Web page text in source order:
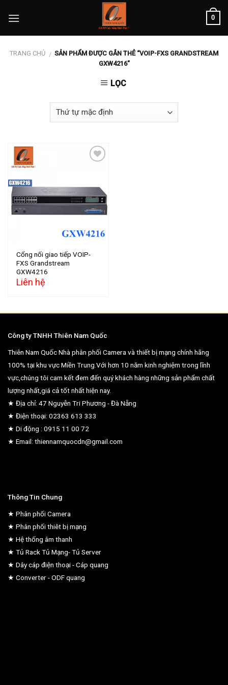
0
TRANG CHỦ / SẢN PHẨM ĐƯỢC GẮN THẺ “VOIP-FXS GRANDSTREAM
GXW4216”
LỌC
Add to
wishlist
Cổng nối giao tiếp VOIP-
FXS Grandstream
GXW4216
Liên hệ
Công ty TNHH Thiên Nam Quốc
Thiên Nam Quốc Nhà phân phối Camera và thiết bị mạng chính hãng
100% tại khu vực Miền Trung.Với hơn 10 năm kinh nghiệm trong lĩnh
vực,chúng tôi cam kết đem đến quý khách hàng những sản phẩm chất
lượng nhất,giá cả tốt nhất hiện nay.
★ Địa chỉ: 47 Nguyễn Tri Phương - Đà Nẵng
★ Điện thoại: 02363 613 333
★ Di động : 0915 11 00 72
★ Email: thiennamquocdn@gmail.com
Thông Tin Chung
★ Phân phối Camera
★ Phân phối thiêt bị mạng
★ Hệ thống âm thanh
★ Tủ Rack Tủ Mạng- Tủ Server
★ Dây cáp điện thoại - Cáp quang
★ Converter - ODF quang